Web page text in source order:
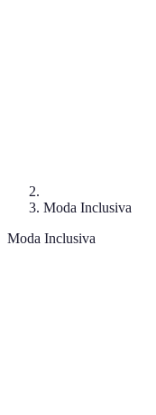
Moda Inclusiva
Moda Inclusiva